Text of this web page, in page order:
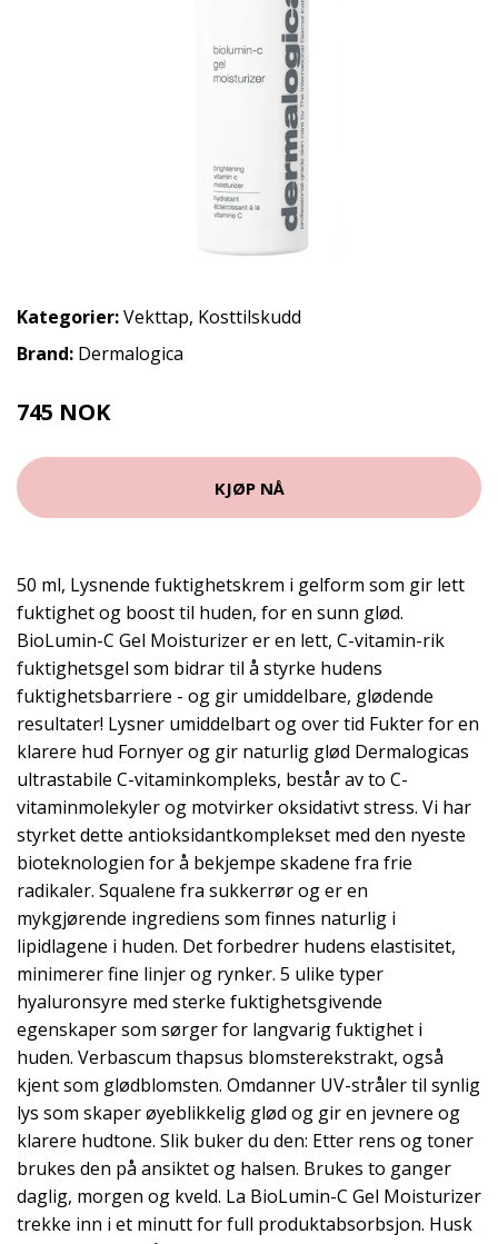
Kategorier:Vekttap, Kosttilskudd
Brand: Dermalogica
745 NOK
KJØP NÅ
50 ml, Lysnende fuktighetskrem i gelform som gir lett
fuktighet og boost til huden, for en sunn glød.
BioLumin-C Gel Moisturizer er en lett, C-vitamin-rik
fuktighetsgel som bidrar til å styrke hudens
fuktighetsbarriere - og gir umiddelbare, glødende
resultater! Lysner umiddelbart og over tid Fukter for en
klarere hud Fornyer og gir naturlig glød Dermalogicas
ultrastabile C-vitaminkompleks, består av to C-
vitaminmolekyler og motvirker oksidativt stress. Vi har
styrket dette antioksidantkomplekset med den nyeste
bioteknologien for å bekjempe skadene fra frie
radikaler. Squalene fra sukkerrør og er en
mykgjørende ingrediens som finnes naturlig i
lipidlagene i huden. Det forbedrer hudens elastisitet,
minimerer fine linjer og rynker. 5 ulike typer
hyaluronsyre med sterke fuktighetsgivende
egenskaper som sørger for langvarig fuktighet i
huden. Verbascum thapsus blomsterekstrakt, også
kjent som glødblomsten. Omdanner UV-stråler til synlig
lys som skaper øyeblikkelig glød og gir en jevnere og
klarere hudtone. Slik buker du den: Etter rens og toner
brukes den på ansiktet og halsen. Brukes to ganger
daglig, morgen og kveld. La BioLumin-C Gel Moisturizer
trekke inn i et minutt for full produktabsorbsjon. Husk